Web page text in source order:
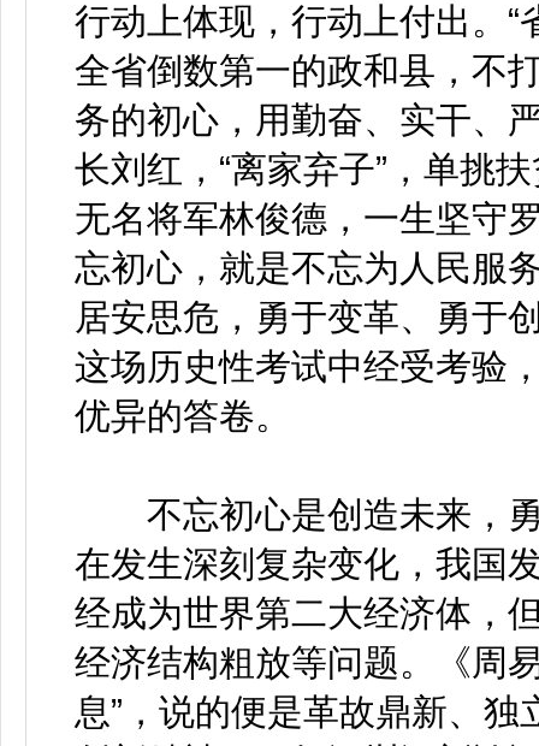
行动上体现，行动上付出。“
全省倒数第一的政和县，不
务的初心，用勤奋、实干、
长刘红，“离家弃子”，单挑
无名将军林俊德，一生坚守
忘初心，就是不忘为人民服
居安思危，勇于变革、勇于
这场历史性考试中经受考验
优异的答卷。
不忘初心是创造未来，勇
在发生深刻复杂变化，我国
经成为世界第二大经济体，
经济结构粗放等问题。《周
息”，说的便是革故鼎新、